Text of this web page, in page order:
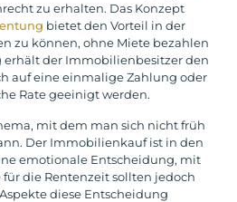
zu erhalten. Das Konzept
bietet den Vorteil in der
zu können, ohne Miete bezahlen
erhält der Immobilienbesitzer den
auf eine einmalige Zahlung oder
Rate geeinigt werden.
mit dem man sich nicht früh
Der Immobilienkauf ist in den
emotionale Entscheidung, mit
für die Rentenzeit sollten jedoch
diese Entscheidung